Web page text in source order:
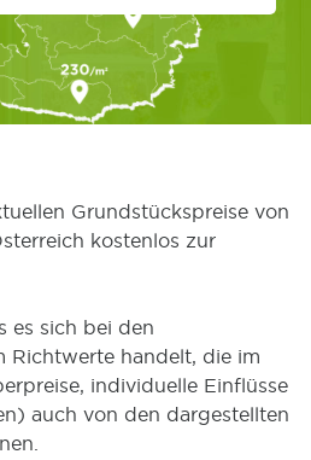
Grundstückspreise von
kostenlos zur
es sich bei den
Richtwerte handelt, die im
individuelle Einflüsse
auch von den dargestellten